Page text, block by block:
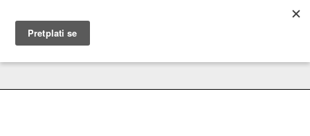
MUŽEVNI BUDITE